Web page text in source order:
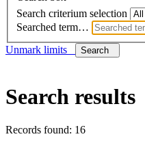
Search criterium selection
Searched term…
Unmark limits
Search
Search results
Records found: 16